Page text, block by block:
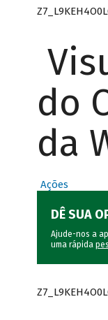
do
da
Ações
DÊ SUA
Ajude-nos a
uma rápida